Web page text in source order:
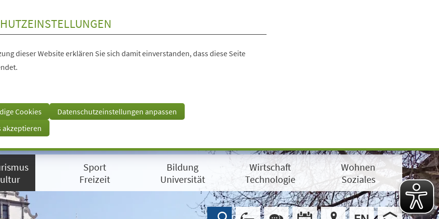
dieser Website erklären Sie sich damit einverstanden, dass diese Seite
Cookies
Datenschutzeinstellungen anpassen
akzeptieren
Sport
Freizeit
Bildung
Universität
Wirtschaft
Technologie
Wohnen
Soziales